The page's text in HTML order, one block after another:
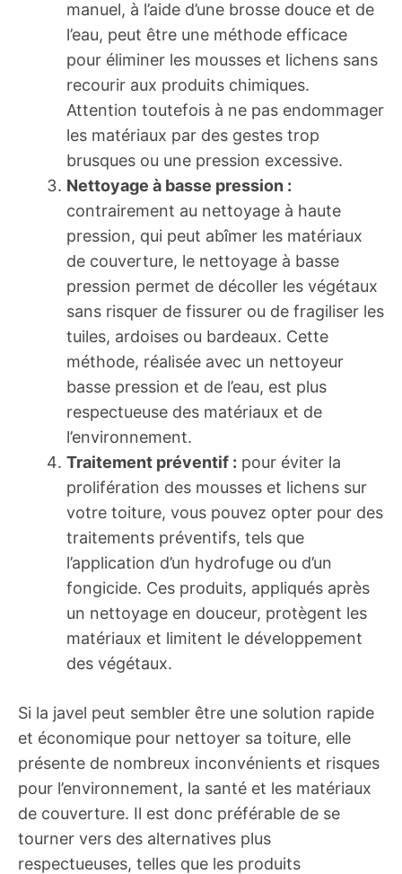
manuel, à l’aide d’une brosse douce et de
l’eau, peut être une méthode efficace
pour éliminer les mousses et lichens sans
recourir aux produits chimiques.
Attention toutefois à ne pas endommager
les matériaux par des gestes trop
brusques ou une pression excessive.
Nettoyage à basse pression :
contrairement au nettoyage à haute
pression, qui peut abîmer les matériaux
de couverture, le nettoyage à basse
pression permet de décoller les végétaux
sans risquer de fissurer ou de fragiliser les
tuiles, ardoises ou bardeaux. Cette
méthode, réalisée avec un nettoyeur
basse pression et de l’eau, est plus
respectueuse des matériaux et de
l’environnement.
Traitement préventif : pour éviter la
prolifération des mousses et lichens sur
votre toiture, vous pouvez opter pour des
traitements préventifs, tels que
l’application d’un hydrofuge ou d’un
fongicide. Ces produits, appliqués après
un nettoyage en douceur, protègent les
matériaux et limitent le développement
des végétaux.
Si la javel peut sembler être une solution rapide
et économique pour nettoyer sa toiture, elle
présente de nombreux inconvénients et risques
pour l’environnement, la santé et les matériaux
de couverture. Il est donc préférable de se
tourner vers des alternatives plus
respectueuses, telles que les produits